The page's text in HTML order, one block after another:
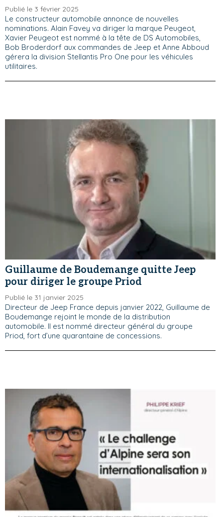
Publié le 3 février 2025
Le constructeur automobile annonce de nouvelles
nominations. Alain Favey va diriger la marque Peugeot,
Xavier Peugeot est nommé à la tête de DS Automobiles,
Bob Broderdorf aux commandes de Jeep et Anne Abboud
gérera la division Stellantis Pro One pour les véhicules
utilitaires.
Guillaume de Boudemange quitte Jeep
pour diriger le groupe Priod
Publié le 31 janvier 2025
Directeur de Jeep France depuis janvier 2022, Guillaume de
Boudemange rejoint le monde de la distribution
automobile. Il est nommé directeur général du groupe
Priod, fort d’une quarantaine de concessions.